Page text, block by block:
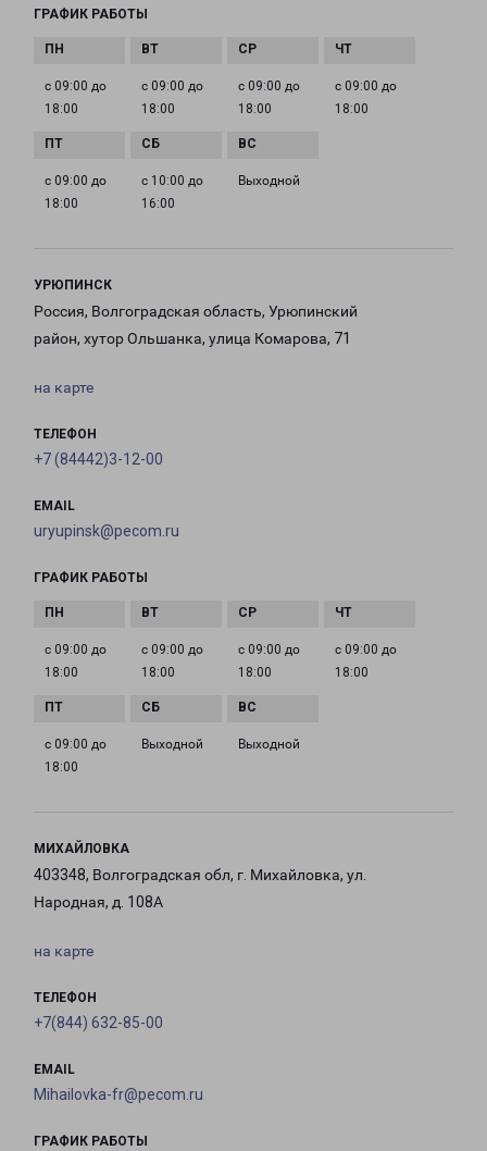
ГРАФИК РАБОТЫ
с 09:00 до
18:00
с 09:00 до
18:00
с 09:00 до
18:00
с 09:00 до
18:00
с 09:00 до
18:00
с 10:00 до
16:00
Выходной
УРЮПИНСК
Россия, Волгоградская область, Урюпинский
район, хутор Ольшанка, улица Комарова, 71
на карте
ТЕЛЕФОН
+7 (84442)3-12-00
EMAIL
uryupinsk@pecom.ru
ГРАФИК РАБОТЫ
с 09:00 до
18:00
с 09:00 до
18:00
с 09:00 до
18:00
с 09:00 до
18:00
с 09:00 до
18:00
Выходной Выходной
МИХАЙЛОВКА
403348, Волгоградская обл, г. Михайловка, ул.
Народная, д. 108А
на карте
ТЕЛЕФОН
+7(844) 632-85-00
EMAIL
Mihailovka-fr@pecom.ru
ГРАФИК РАБОТЫ